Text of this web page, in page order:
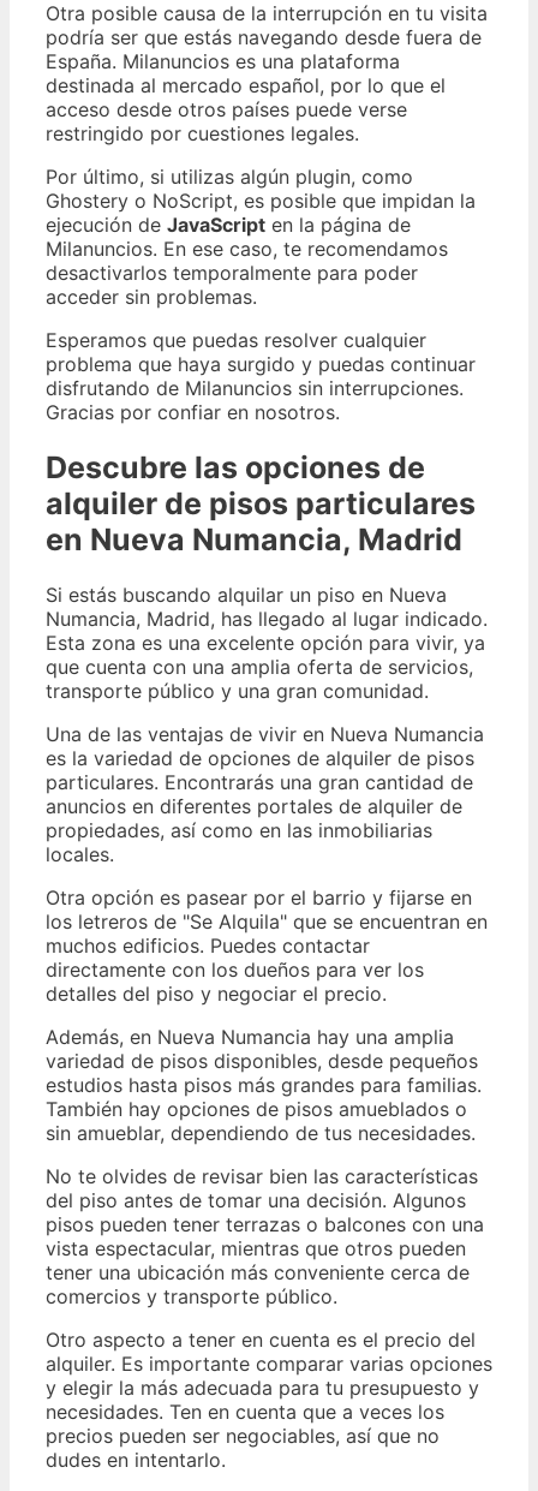
Otra posible causa de la interrupción en tu visita
podría ser que estás navegando desde fuera de
España. Milanuncios es una plataforma
destinada al mercado español, por lo que el
acceso desde otros países puede verse
restringido por cuestiones legales.
Por último, si utilizas algún plugin, como
Ghostery o NoScript, es posible que impidan la
ejecución de JavaScript en la página de
Milanuncios. En ese caso, te recomendamos
desactivarlos temporalmente para poder
acceder sin problemas.
Esperamos que puedas resolver cualquier
problema que haya surgido y puedas continuar
disfrutando de Milanuncios sin interrupciones.
Gracias por confiar en nosotros.
Descubre las opciones de
alquiler de pisos particulares
en Nueva Numancia, Madrid
Si estás buscando alquilar un piso en Nueva
Numancia, Madrid, has llegado al lugar indicado.
Esta zona es una excelente opción para vivir, ya
que cuenta con una amplia oferta de servicios,
transporte público y una gran comunidad.
Una de las ventajas de vivir en Nueva Numancia
es la variedad de opciones de alquiler de pisos
particulares. Encontrarás una gran cantidad de
anuncios en diferentes portales de alquiler de
propiedades, así como en las inmobiliarias
locales.
Otra opción es pasear por el barrio y fijarse en
los letreros de "Se Alquila" que se encuentran en
muchos edificios. Puedes contactar
directamente con los dueños para ver los
detalles del piso y negociar el precio.
Además, en Nueva Numancia hay una amplia
variedad de pisos disponibles, desde pequeños
estudios hasta pisos más grandes para familias.
También hay opciones de pisos amueblados o
sin amueblar, dependiendo de tus necesidades.
No te olvides de revisar bien las características
del piso antes de tomar una decisión. Algunos
pisos pueden tener terrazas o balcones con una
vista espectacular, mientras que otros pueden
tener una ubicación más conveniente cerca de
comercios y transporte público.
Otro aspecto a tener en cuenta es el precio del
alquiler. Es importante comparar varias opciones
y elegir la más adecuada para tu presupuesto y
necesidades. Ten en cuenta que a veces los
precios pueden ser negociables, así que no
dudes en intentarlo.